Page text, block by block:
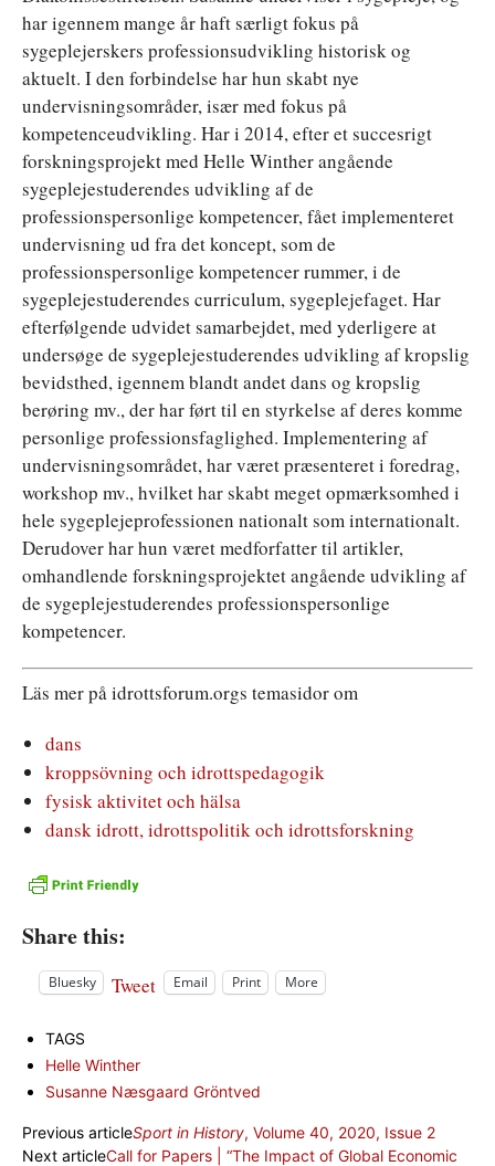
har igennem mange år haft særligt fokus på
sygeplejerskers professionsudvikling historisk og
aktuelt. I den forbindelse har hun skabt nye
undervisningsområder, især med fokus på
kompetenceudvikling. Har i 2014, efter et succesrigt
forskningsprojekt med Helle Winther angående
sygeplejestuderendes udvikling af de
professionspersonlige kompetencer, fået implementeret
undervisning ud fra det koncept, som de
professionspersonlige kompetencer rummer, i de
sygeplejestuderendes curriculum, sygeplejefaget. Har
efterfølgende udvidet samarbejdet, med yderligere at
undersøge de sygeplejestuderendes udvikling af kropslig
bevidsthed, igennem blandt andet dans og kropslig
berøring mv., der har ført til en styrkelse af deres komme
personlige professionsfaglighed. Implementering af
undervisningsområdet, har været præsenteret i foredrag,
workshop mv., hvilket har skabt meget opmærksomhed i
hele sygeplejeprofessionen nationalt som internationalt.
Derudover har hun været medforfatter til artikler,
omhandlende forskningsprojektet angående udvikling af
de sygeplejestuderendes professionspersonlige
kompetencer.
Läs mer på idrottsforum.orgs temasidor om
dans
kroppsövning och idrottspedagogik
fysisk aktivitet och hälsa
dansk idrott, idrottspolitik och idrottsforskning
Share this:
Bluesky Tweet Email Print More
TAGS
Helle Winther
Susanne Næsgaard Gröntved
Previous articleSport in History, Volume 40, 2020, Issue 2
Next articleCall for Papers | “The Impact of Global Economic